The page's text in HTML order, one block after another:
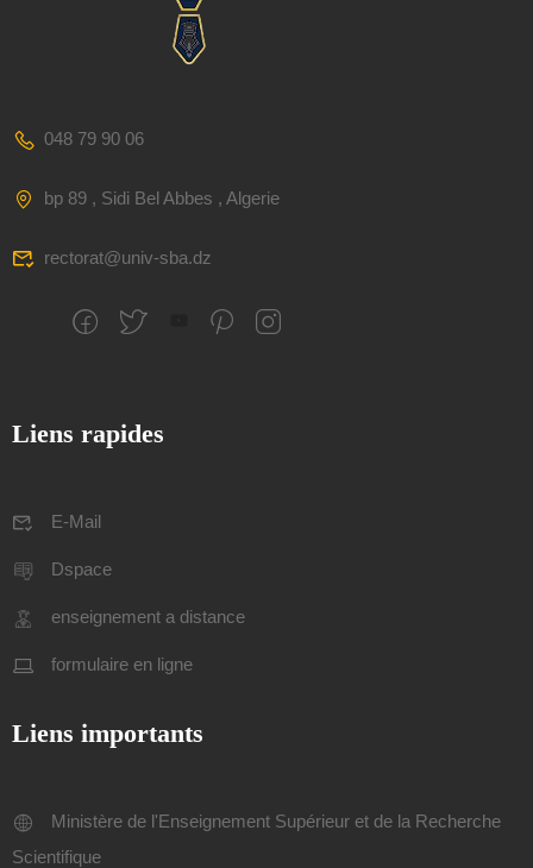
048 79 90 06
bp 89 , Sidi Bel Abbes , Algerie
rectorat@univ-sba.dz
Liens rapides
E-Mail
Dspace
enseignement a distance
formulaire en ligne
Liens importants
Ministère de l'Enseignement Supérieur et de la Recherche
Scientifique